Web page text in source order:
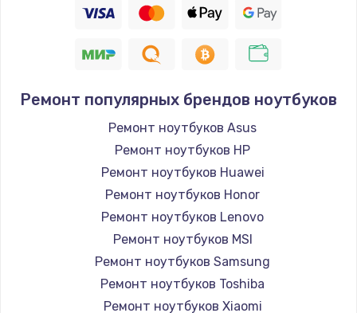
Ремонт популярных брендов ноутбуков
Ремонт ноутбуков Asus
Ремонт ноутбуков HP
Ремонт ноутбуков Huawei
Ремонт ноутбуков Honor
Ремонт ноутбуков Lenovo
Ремонт ноутбуков MSI
Ремонт ноутбуков Samsung
Ремонт ноутбуков Toshiba
Ремонт ноутбуков Xiaomi